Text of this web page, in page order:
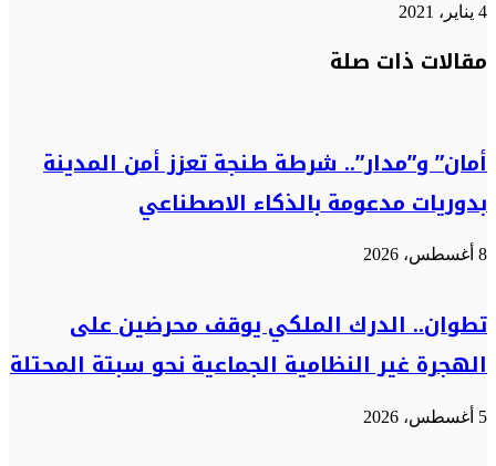
4 يناير، 2021
عبر
البريد
مقالات ذات صلة
أمان” و”مدار”.. شرطة طنجة تعزز أمن المدينة
بدوريات مدعومة بالذكاء الاصطناعي
8 أغسطس، 2026
تطوان.. الدرك الملكي يوقف محرضين على
الهجرة غير النظامية الجماعية نحو سبتة المحتلة
5 أغسطس، 2026